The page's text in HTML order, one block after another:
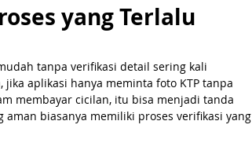
yang Terlalu
tanpa verifikasi detail sering kali
aplikasi hanya meminta foto KTP tanpa
membayar cicilan, itu bisa menjadi tanda
biasanya memiliki proses verifikasi yang